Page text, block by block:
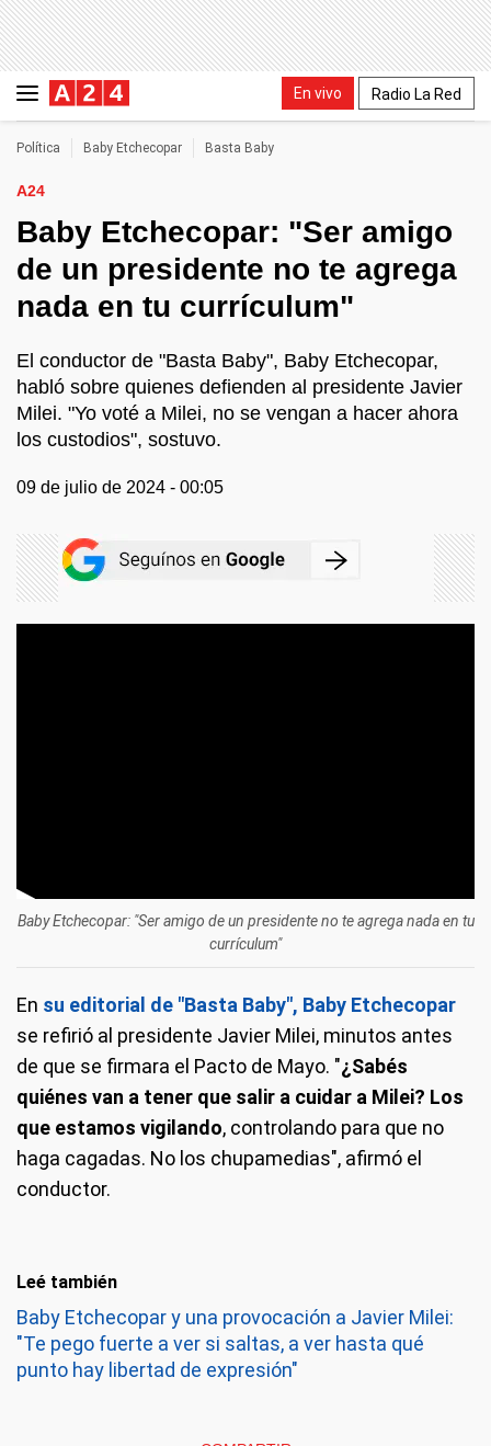
En vivo Radio La Red
Política Baby Etchecopar Basta Baby
A24
Baby Etchecopar: "Ser amigo
de un presidente no te agrega
nada en tu currículum"
El conductor de "Basta Baby", Baby Etchecopar,
habló sobre quienes defienden al presidente Javier
Milei. "Yo voté a Milei, no se vengan a hacer ahora
los custodios", sostuvo.
09 de julio de 2024 - 00:05
Baby Etchecopar: "Ser amigo de un presidente no te agrega nada en tu
currículum"
En su editorial de "Basta Baby", Baby Etchecopar
se refirió al presidente Javier Milei, minutos antes
de que se firmara el Pacto de Mayo. "¿Sabés
quiénes van a tener que salir a cuidar a Milei? Los
que estamos vigilando, controlando para que no
haga cagadas. No los chupamedias", afirmó el
conductor.
Leé también
Baby Etchecopar y una provocación a Javier Milei:
"Te pego fuerte a ver si saltas, a ver hasta qué
punto hay libertad de expresión"